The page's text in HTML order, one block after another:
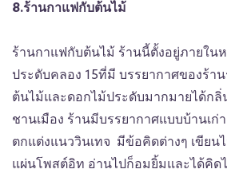
8.ร้านกาแฟกับต้นไม้
ร้านกาแฟกับต้นไม้ ร้านนี้ตั้งอยู่ภายใน
ประดับคลอง 15ที่มี บรรยากาศของร้า
ต้นไม้และดอกไม้ประดับมากมายได้กลิ่
ชานเมือง ร้านมีบรรยากาศแบบบ้านเก่
ตกแต่งแนววินเทจ มีข้อคิดต่างๆ เขียน
แผ่นโพสต์อิท อ่านไปก็อมยิ้มและได้คิด